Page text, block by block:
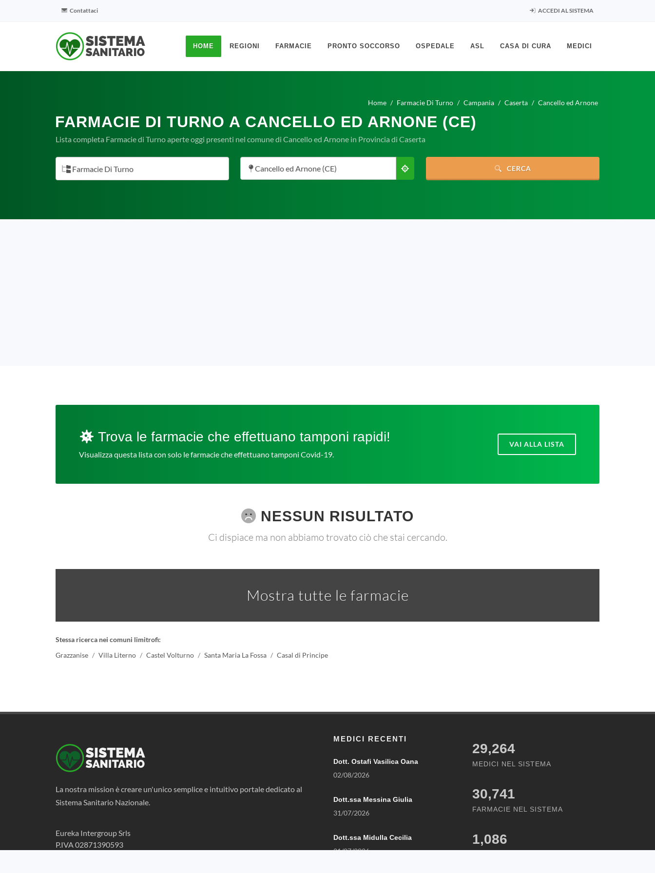
Contattaci ACCEDI AL SISTEMA
HOME REGIONI FARMACIE PRONTO SOCCORSO OSPEDALE ASL CASA DI CURA MEDICI
Home Farmacie Di Turno Campania Caserta Cancello ed Arnone
FARMACIE DI TURNO A CANCELLO ED ARNONE (CE)
Lista completa Farmacie di Turno aperte oggi presenti nel comune di Cancello ed Arnone in Provincia di Caserta
Farmacie Di Turno Cancello ed Arnone (CE) CERCA
Trova le farmacie che effettuano tamponi rapidi!
Visualizza questa lista con solo le farmacie che effettuano tamponi Covid-19.
VAI ALLA LISTA
NESSUN RISULTATO
Ci dispiace ma non abbiamo trovato ciò che stai cercando.
Mostra tutte le farmacie
Stessa ricerca nei comuni limitrofi:
Grazzanise
Villa Literno Castel Volturno Santa Maria La Fossa Casal di Principe
La nostra mission è creare un'unico semplice e intuitivo portale dedicato al
Sistema Sanitario Nazionale.
Eureka Intergroup Srls
P.IVA 02871390593
MEDICI RECENTI
Dott. Ostafi Vasilica Oana
02/08/2026
Dott.ssa Messina Giulia
31/07/2026
Dott.ssa Midulla Cecilia
21/07/2026
29,264
MEDICI NEL SISTEMA
30,741
FARMACIE NEL SISTEMA
1,086